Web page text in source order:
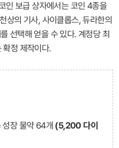
인 보급 상자에서는 코인 4종을
상의 기사, 사이클롭스, 듀라한의
선택해 얻을 수 있다. 계정당 최
정 제작이다.
장 물약 64개 (5,200 다이